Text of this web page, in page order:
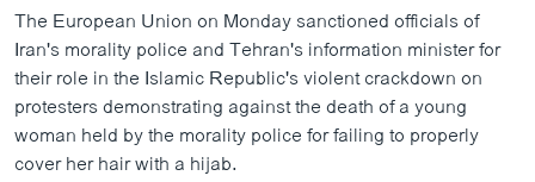
The European Union on Monday sanctioned officials of
Iran's morality police and Tehran's information minister for
their role in the Islamic Republic's violent crackdown on
protesters demonstrating against the death of a young
woman held by the morality police for failing to properly
cover her hair with a hijab.